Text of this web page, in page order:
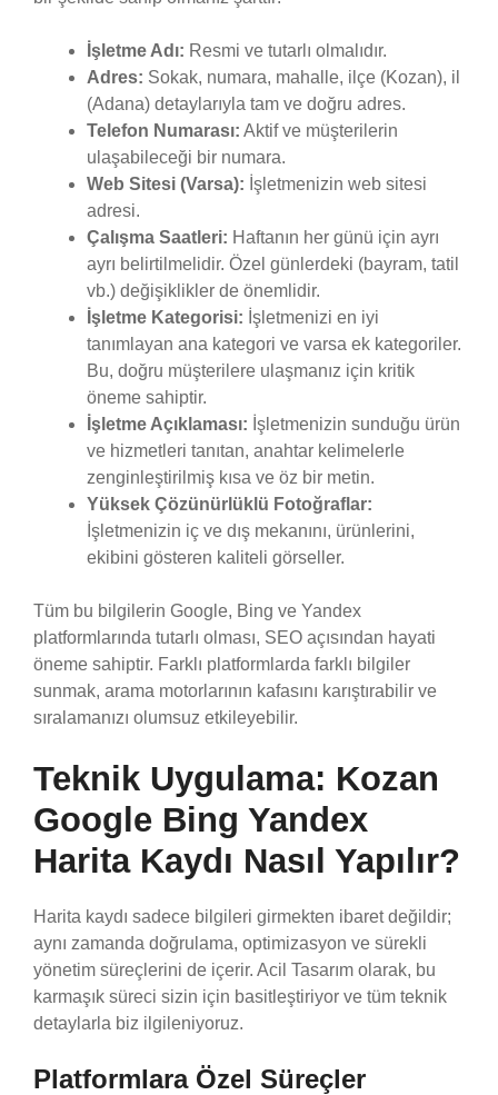
İşletme Adı: Resmi ve tutarlı olmalıdır.
Adres: Sokak, numara, mahalle, ilçe (Kozan), il
(Adana) detaylarıyla tam ve doğru adres.
Telefon Numarası: Aktif ve müşterilerin
ulaşabileceği bir numara.
Web Sitesi (Varsa): İşletmenizin web sitesi
adresi.
Çalışma Saatleri: Haftanın her günü için ayrı
ayrı belirtilmelidir. Özel günlerdeki (bayram, tatil
vb.) değişiklikler de önemlidir.
İşletme Kategorisi: İşletmenizi en iyi
tanımlayan ana kategori ve varsa ek kategoriler.
Bu, doğru müşterilere ulaşmanız için kritik
öneme sahiptir.
İşletme Açıklaması: İşletmenizin sunduğu ürün
ve hizmetleri tanıtan, anahtar kelimelerle
zenginleştirilmiş kısa ve öz bir metin.
Yüksek Çözünürlüklü Fotoğraflar:
İşletmenizin iç ve dış mekanını, ürünlerini,
ekibini gösteren kaliteli görseller.
Tüm bu bilgilerin Google, Bing ve Yandex
platformlarında tutarlı olması, SEO açısından hayati
öneme sahiptir. Farklı platformlarda farklı bilgiler
sunmak, arama motorlarının kafasını karıştırabilir ve
sıralamanızı olumsuz etkileyebilir.
Teknik Uygulama: Kozan
Google Bing Yandex
Harita Kaydı Nasıl Yapılır?
Harita kaydı sadece bilgileri girmekten ibaret değildir;
aynı zamanda doğrulama, optimizasyon ve sürekli
yönetim süreçlerini de içerir. Acil Tasarım olarak, bu
karmaşık süreci sizin için basitleştiriyor ve tüm teknik
detaylarla biz ilgileniyoruz.
Platformlara Özel Süreçler